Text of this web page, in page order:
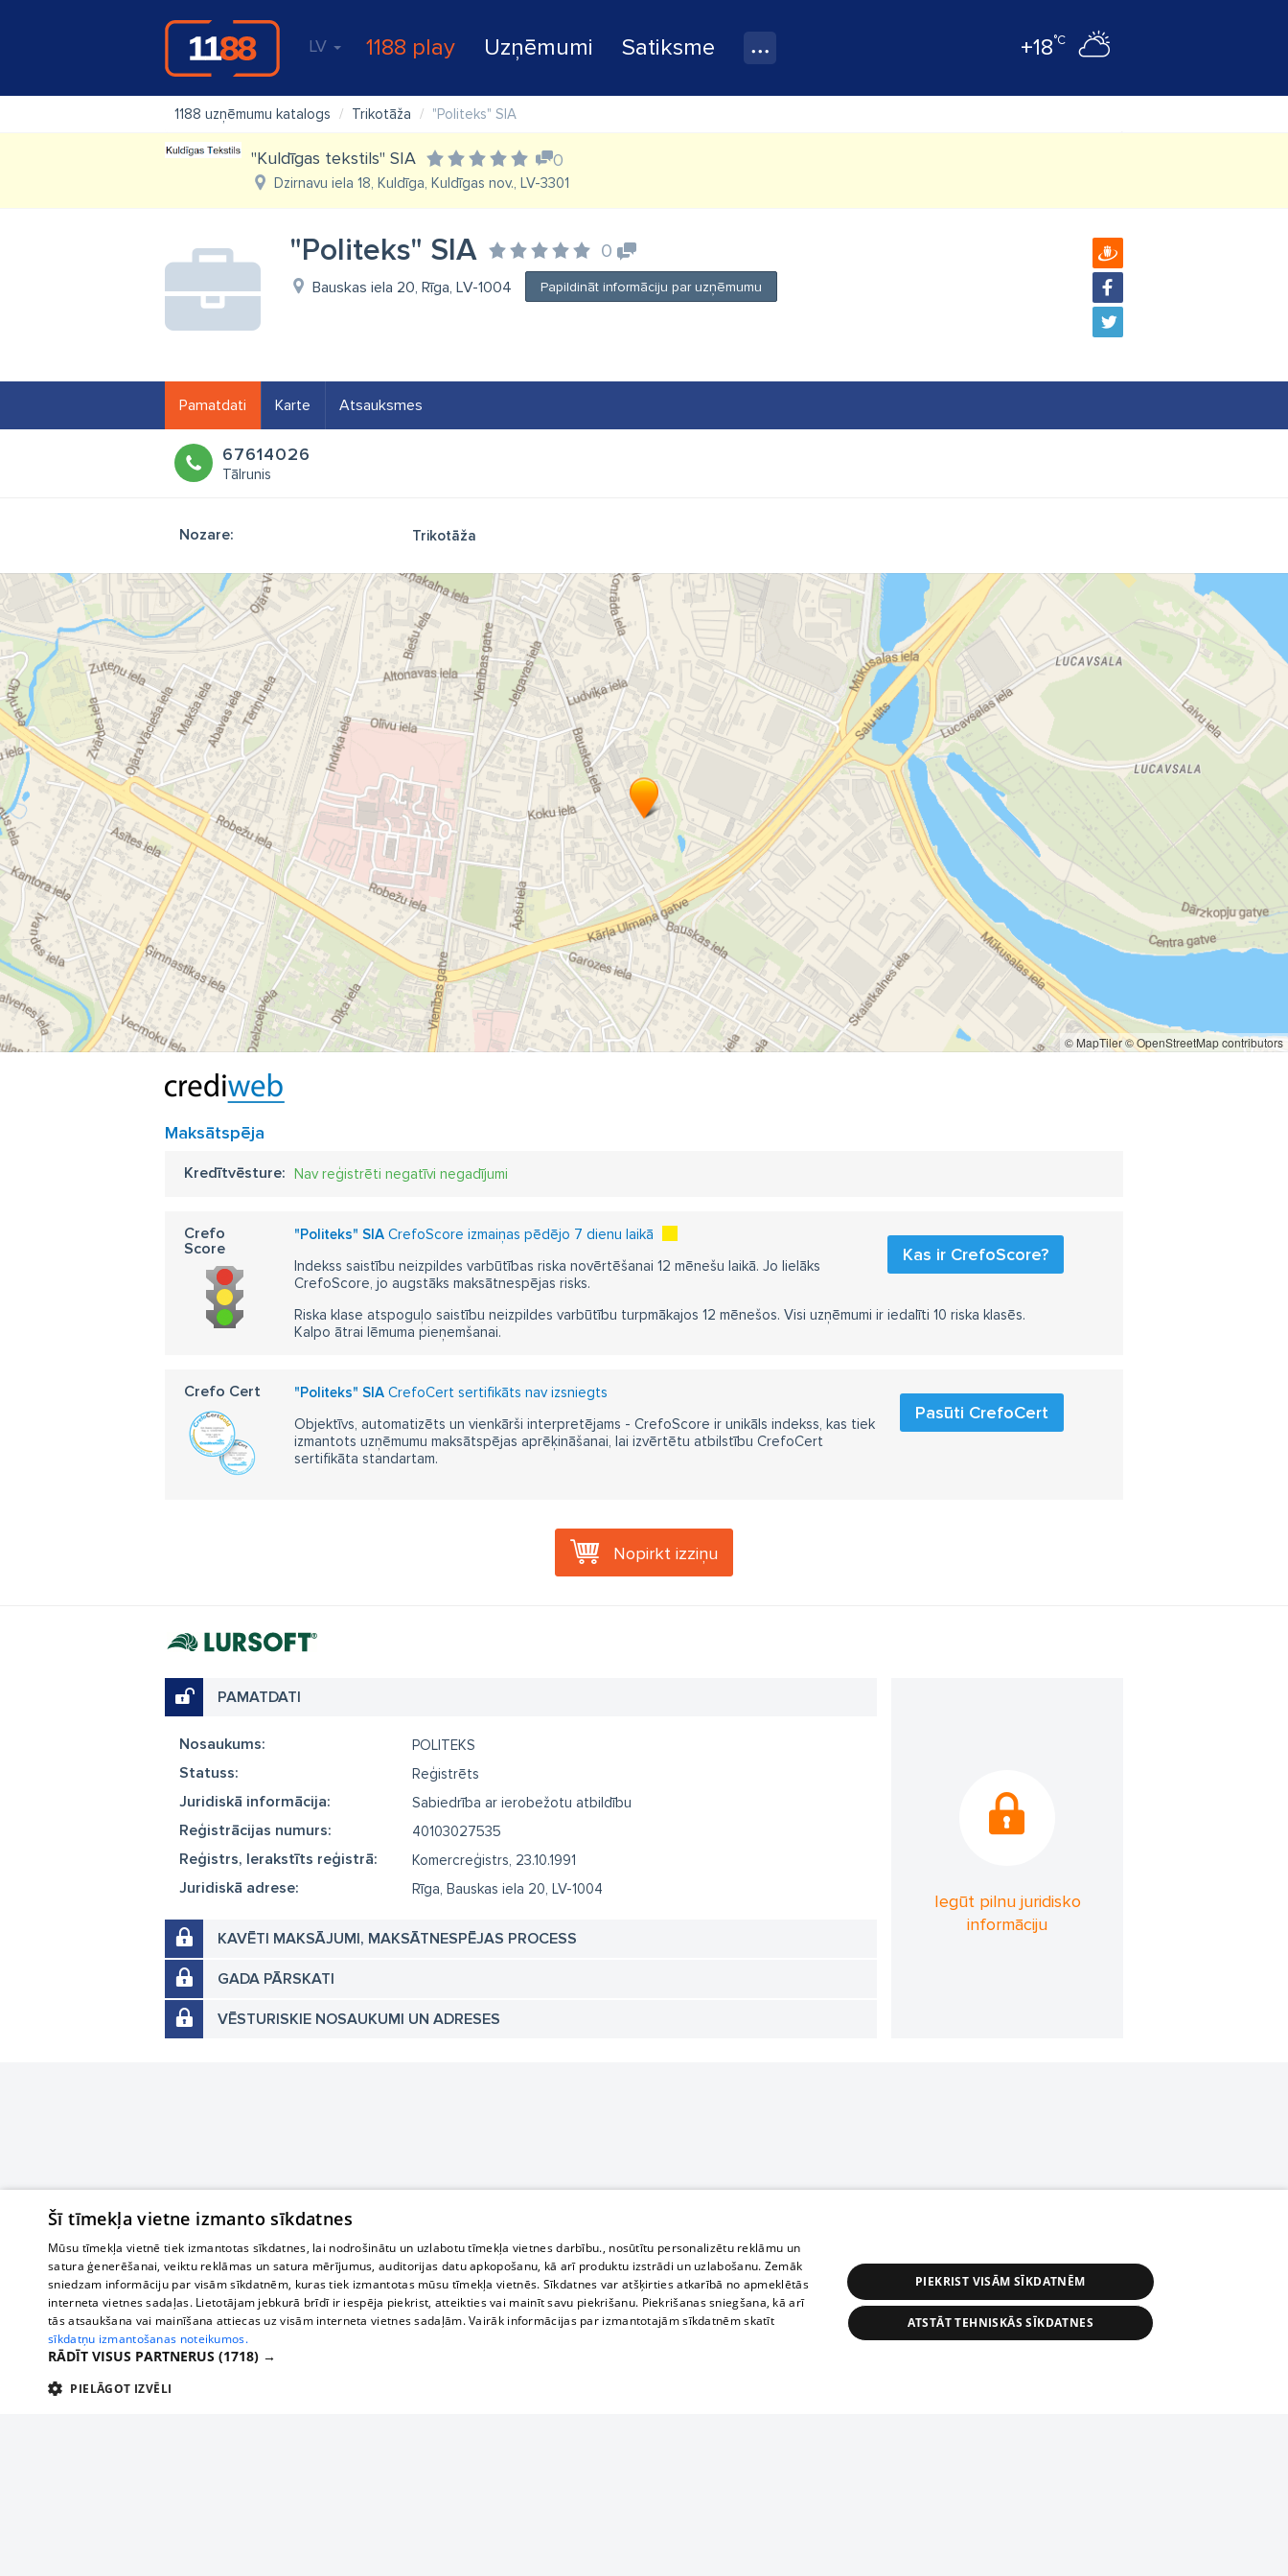
LV 1188 play Uzņēmumi Satiksme +18°C
1188 uzņēmumu katalogs Trikotāža "Politeks" SIA
"Kuldīgas tekstils" SIA 0
Dzirnavu iela 18, Kuldīga, Kuldīgas nov., LV-3301
"Politeks" SIA 0
Bauskas iela 20, Rīga, LV-1004 Papildināt informāciju par uzņēmumu
Pamatdati Karte Atsauksmes
67614026
Tālrunis
Nozare: Trikotāža
© MapTiler© OpenStreetMap contributors
Maksātspēja
Kredītvēsture: Nav reģistrēti negatīvi negadījumi
Crefo
Score
"Politeks" SIA CrefoScore izmaiņas pēdējo 7 dienu laikā
Kas ir CrefoScore?
Indekss saistību neizpildes varbūtības riska novērtēšanai 12 mēnešu laikā. Jo lielāks
CrefoScore, jo augstāks maksātnespējas risks.
Riska klase atspoguļo saistību neizpildes varbūtību turpmākajos 12 mēnešos. Visi uzņēmumi ir iedalīti 10 riska klasēs.
Kalpo ātrai lēmuma pieņemšanai.
Crefo Cert "Politeks" SIA CrefoCert sertifikāts nav izsniegts
Pasūti CrefoCert
Objektīvs, automatizēts un vienkārši interpretējams - CrefoScore ir unikāls indekss, kas tiek
izmantots uzņēmumu maksātspējas aprēķināšanai, lai izvērtētu atbilstību CrefoCert
sertifikāta standartam.
Nopirkt izziņu
PAMATDATI
Nosaukums: POLITEKS
Statuss: Reģistrēts
Juridiskā informācija: Sabiedrība ar ierobežotu atbildību
Reģistrācijas numurs: 40103027535
Reģistrs, Ierakstīts reģistrā: Komercreģistrs, 23.10.1991
Juridiskā adrese: Rīga, Bauskas iela 20, LV-1004
KAVĒTI MAKSĀJUMI, MAKSĀTNESPĒJAS PROCESS
GADA PĀRSKATI
VĒSTURISKIE NOSAUKUMI UN ADRESES
Iegūt pilnu juridisko
informāciju
Šī tīmekļa vietne izmanto sīkdatnes
Mūsu tīmekļa vietnē tiek izmantotas sīkdatnes, lai nodrošinātu un uzlabotu tīmekļa vietnes darbību., nosūtītu personalizētu reklāmu un
satura ģenerēšanai, veiktu reklāmas un satura mērījumus, auditorijas datu apkopošanu, kā arī produktu izstrādi un uzlabošanu. Zemāk
sniedzam informāciju par visām sīkdatnēm, kuras tiek izmantotas mūsu tīmekļa vietnēs. Sīkdatnes var atšķirties atkarībā no apmeklētās
interneta vietnes sadaļas. Lietotājam jebkurā brīdī ir iespēja piekrist, atteikties vai mainīt savu piekrišanu. Piekrišanas sniegšana, kā arī
tās atsaukšana vai mainīšana attiecas uz visām interneta vietnes sadaļām. Vairāk informācijas par izmantotajām sīkdatnēm skatīt
sīkdatņu izmantošanas noteikumos.
RĀDĪT VISUS PARTNERUS (1718) →
PIELĀGOT IZVĒLI
PIEKRIST VISĀM SĪKDATNĒM
ATSTĀT TEHNISKĀS SĪKDATNES